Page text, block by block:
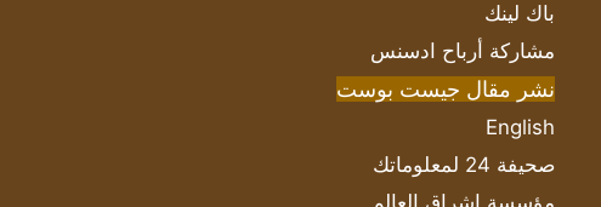
باك لينك
مشاركة أرباح ادسنس
نشر مقال جيست بوست
English
صحيفة 24 لمعلوماتك
مؤسسة اشراق العالم